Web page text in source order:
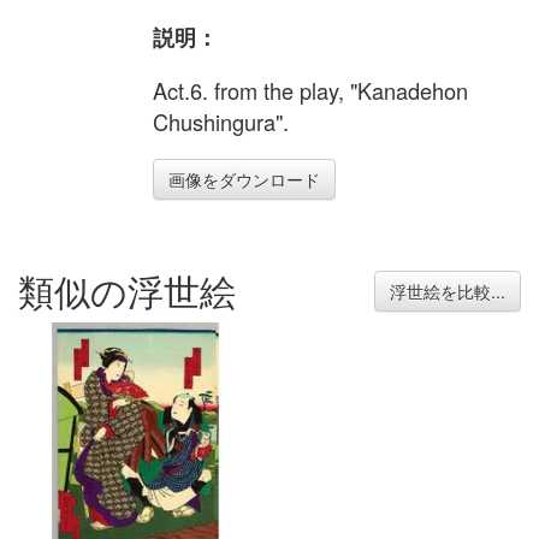
説明：
Act.6. from the play, "Kanadehon
Chushingura".
画像をダウンロード
類似の浮世絵 浮世絵を比較...